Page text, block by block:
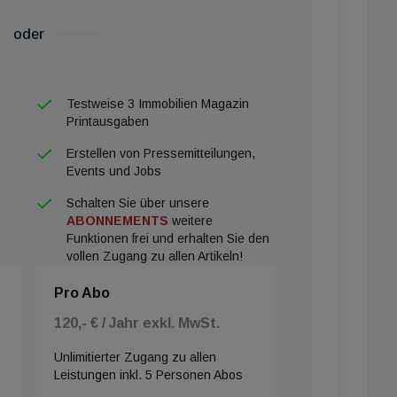
sowie zur Mariahilfer Straße – eine Lage, die
einer kurzen Erholungsphase zu Jahresbeginn
Barkow Consulting auf Basis von EZB-
Einerseits sind die Bauzinsen gestiegen,
oder ziehen leicht an. Die Phase günstiger
damit als beendet.
oder
Testweise 3 Immobilien Magazin
Printausgaben
Erstellen von Pressemitteilungen,
Events und Jobs
Schalten Sie über unsere
ABONNEMENTS weitere
Funktionen frei und erhalten Sie den
vollen Zugang zu allen Artikeln!
Pro Abo
120,- € / Jahr exkl. MwSt.
Unlimitierter Zugang zu allen
Leistungen inkl. 5 Personen Abos